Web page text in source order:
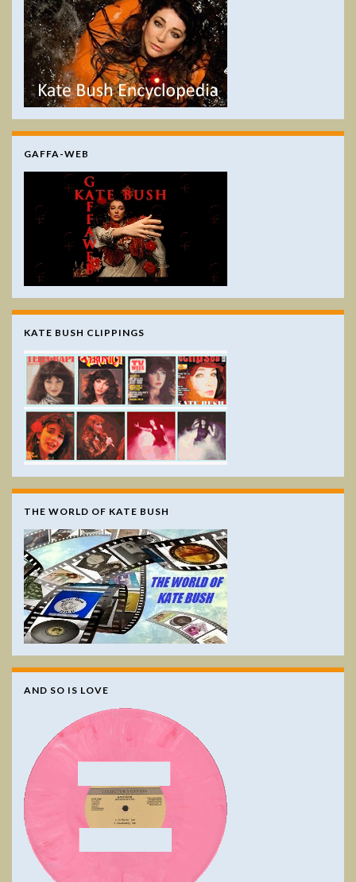
GAFFA-WEB
KATE BUSH CLIPPINGS
THE WORLD OF KATE BUSH
AND SO IS LOVE